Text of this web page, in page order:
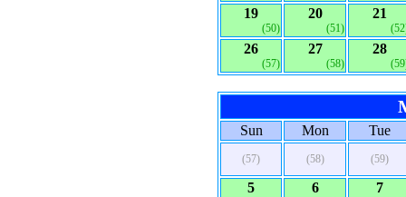
19
(50)
20
(51)
21
26
(57)
27
(58)
28
Sun Mon Tue
(57) (58) (59)
5 6 7